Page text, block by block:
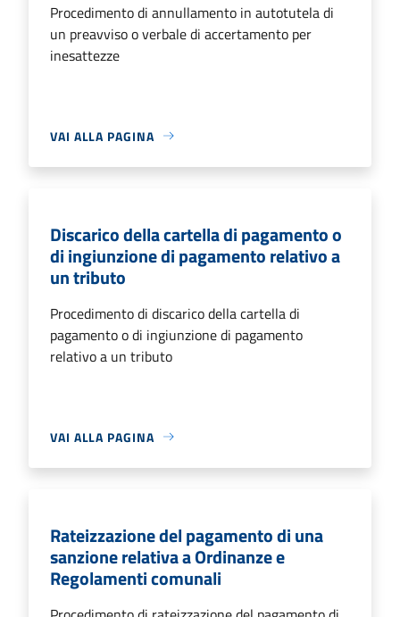
Procedimento di annullamento in autotutela di
un preavviso o verbale di accertamento per
inesattezze
VAI ALLA PAGINA
Discarico della cartella di pagamento o
di ingiunzione di pagamento relativo a
un tributo
Procedimento di discarico della cartella di
pagamento o di ingiunzione di pagamento
relativo a un tributo
VAI ALLA PAGINA
Rateizzazione del pagamento di una
sanzione relativa a Ordinanze e
Regolamenti comunali